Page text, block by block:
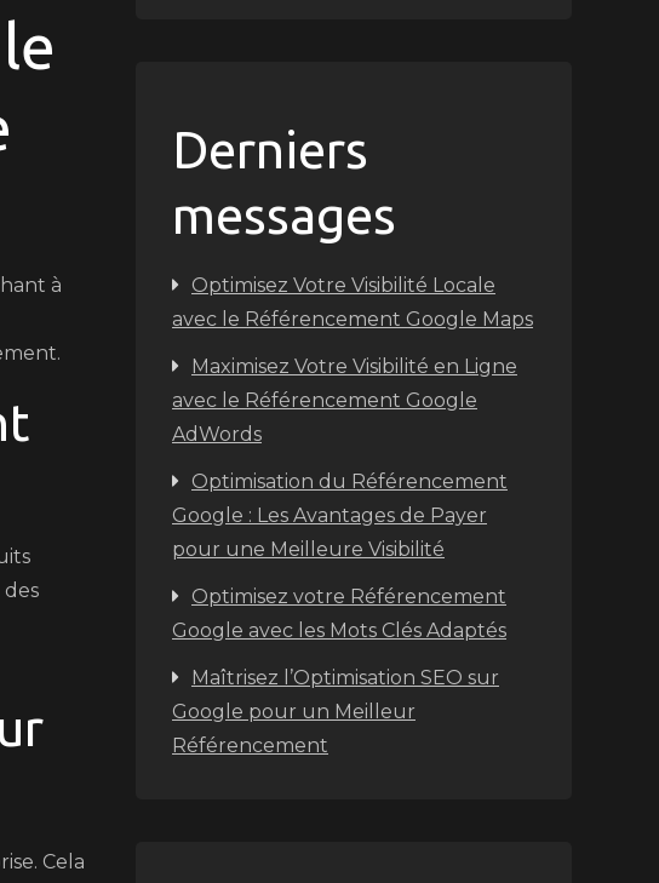
à
Cela
Derniers
messages
Optimisez Votre Visibilité Locale
avec le Référencement Google Maps
Maximisez Votre Visibilité en Ligne
avec le Référencement Google
AdWords
Optimisation du Référencement
Google : Les Avantages de Payer
pour une Meilleure Visibilité
Optimisez votre Référencement
Google avec les Mots Clés Adaptés
Maîtrisez l’Optimisation SEO sur
Google pour un Meilleur
Référencement